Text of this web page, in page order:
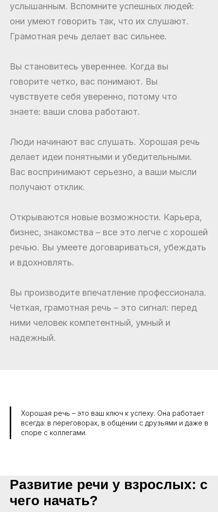
услышанным. Вспомните успешных людей:
они умеют говорить так, что их слушают.
Грамотная речь делает вас сильнее.
Вы становитесь увереннее. Когда вы
говорите четко, вас понимают. Вы
чувствуете себя уверенно, потому что
знаете: ваши слова работают.
Люди начинают вас слушать. Хорошая речь
делает идеи понятными и убедительными.
Вас воспринимают серьезно, а ваши мысли
получают отклик.
Открываются новые возможности. Карьера,
бизнес, знакомства – все это легче с хорошей
речью. Вы умеете договариваться, убеждать
и вдохновлять.
Вы производите впечатление профессионала.
Четкая, грамотная речь – это сигнал: перед
ними человек компетентный, умный и
надежный.
Хорошая речь – это ваш ключ к успеху. Она работает
всегда: в переговорах, в общении с друзьями и даже в
споре с коллегами.
Развитие речи у взрослых: с
чего начать?